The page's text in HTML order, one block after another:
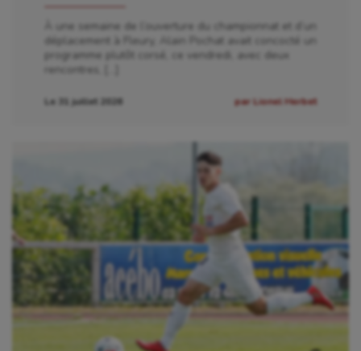
À une semaine de l’ouverture du championnat et d’un
déplacement à Fleury, Alain Pochat avait concocté un
programme plutôt corsé, ce vendredi, avec deux
rencontres, […]
Le 31 juillet 2026 par Lionel Herbet